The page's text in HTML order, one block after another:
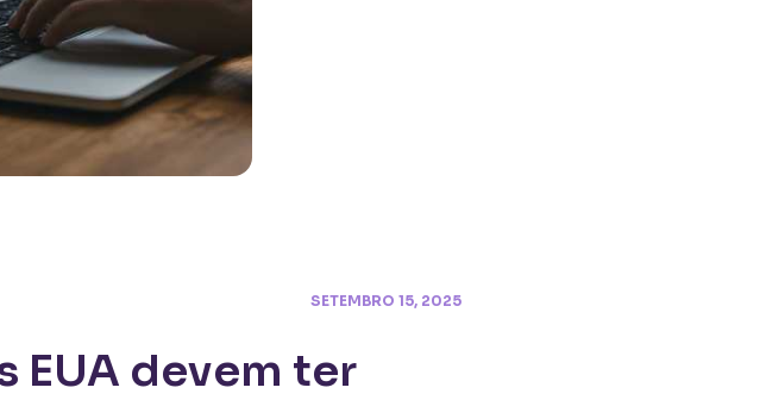
SETEMBRO 15, 2025
EUA devem ter